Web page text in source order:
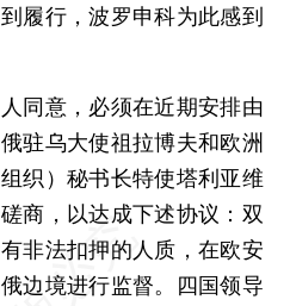
履行，波罗申科为此感到
意，必须在近期安排由
驻乌大使祖拉博夫和欧洲
织）秘书长特使塔利亚维
商，以达成下述协议：双
非法扣押的人质，在欧安
边境进行监督。四国领导